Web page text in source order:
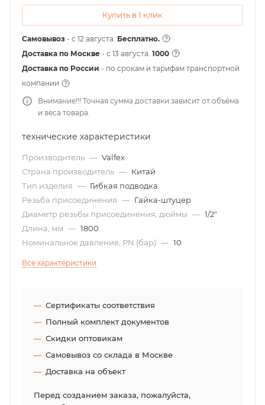
Купить в 1 клик
Самовывоз - с 12 августа. Бесплатно.
Доставка по Москве - c 13 августа. 1000
Доставка по России - по срокам и тарифам транспортной
компании
Внимание!!! Точная сумма доставки зависит от объёма
и веса товара.
технические характеристики
Производитель — Valfex
Страна производитель — Китай
Тип изделия — Гибкая подводка
Резьба присоединения — Гайка-штуцер
Диаметр резьбы присоединения, дюймы — 1/2"
Длина, мм — 1800
Номинальное давление, PN (бар) — 10
Все характеристики
Сертификаты соответствия
Полный комплект документов
Скидки оптовикам
Самовывоз со склада в Москве
Доставка на объект
Перед созданием заказа, пожалуйста,